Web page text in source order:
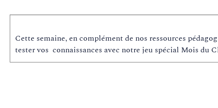
Cette semaine, en complément de nos ressources
tester vos connaissances avec notre jeu spécial Mois du